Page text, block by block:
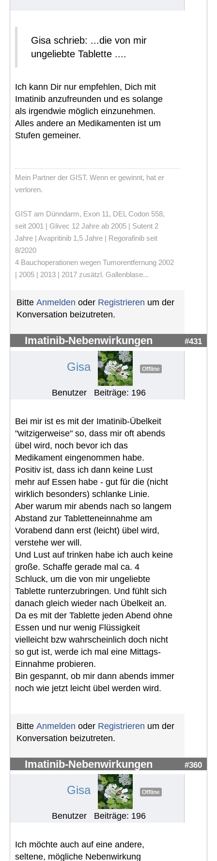
Gisa schrieb: ...die von mir
ungeliebte Tablette ....
Ich kann Dir nur empfehlen, Dich mit
Imatinib anzufreunden und es solange
als irgendwie möglich einzunehmen.
Alles andere an Medikamenten ist um
Stufen gemeiner.
Mein Partner der GIST. Wenn er gewinnt, hat er
verloren.
GIST am Dünndarm, Exon 11, DEL Codon 558,
seit 2001 | Glivec 12 Jahre ab 2005 | Sutent 2
Jahre | Avapritinib 1,5 Jahre | Regorafinib seit
8/2020
4 Bauchoperationen wegen Tumorentfernung 2002
| 2005 | 2013 | 2017 zusätzl. Gallenblase...
Bitte Anmelden oder Registrieren um der
Konversation beizutreten.
Imatinib-Nebenwirkungen #431
Gisa Offline
Benutzer Beiträge: 196
Bei mir ist es mit der Imatinib-Übelkeit
"witzigerweise" so, dass mir oft abends
übel wird, noch bevor ich das
Medikament eingenommen habe.
Positiv ist, dass ich dann keine Lust
mehr auf Essen habe - gut für die (nicht
wirklich besonders) schlanke Linie.
Aber warum mir abends nach so langem
Abstand zur Tabletteneinnahme am
Vorabend dann erst (leicht) übel wird,
verstehe wer will.
Und Lust auf trinken habe ich auch keine
große. Schaffe gerade mal ca. 4
Schluck, um die von mir ungeliebte
Tablette runterzubringen. Und fühlt sich
danach gleich wieder nach Übelkeit an.
Da es mit der Tablette jeden Abend ohne
Essen und nur wenig Flüssigkeit
vielleicht bzw wahrscheinlich doch nicht
so gut ist, werde ich mal eine Mittags-
Einnahme probieren.
Bin gespannt, ob mir dann abends immer
noch wie jetzt leicht übel werden wird.
Bitte Anmelden oder Registrieren um der
Konversation beizutreten.
Imatinib-Nebenwirkungen #360
Gisa Offline
Benutzer Beiträge: 196
Ich möchte auch auf eine andere,
seltene, mögliche Nebenwirkung